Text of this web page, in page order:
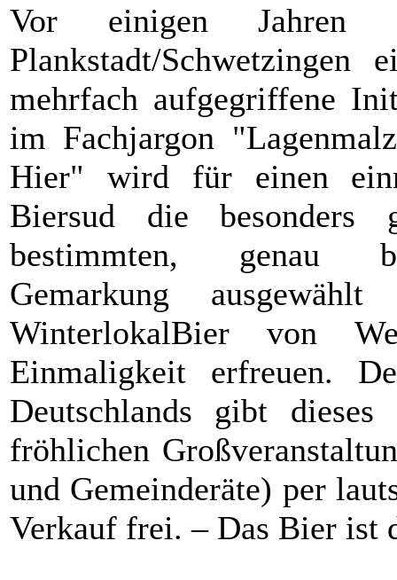
Vor einigen Jahren
Plankstadt/
mehrfach aufgegriffene
im Fachjargon
Hier" wird für einen
Biersud die besonders
bestimmten, genau
Gemarkung
WinterlokalBier von
Einmaligkeit erfreuen.
Deutschlands gibt
fröhlichen
und Gemeinderäte) per
Verkauf frei. – Das Bier ist